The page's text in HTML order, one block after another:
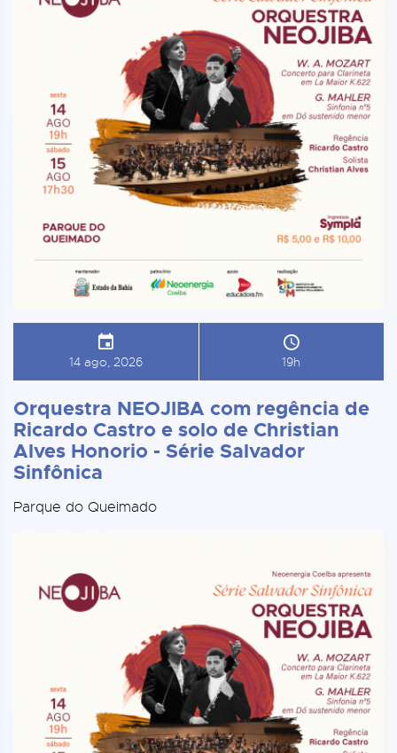
14 ago, 2026 19h
Orquestra NEOJIBA com regência de
Ricardo Castro e solo de Christian
Alves Honorio - Série Salvador
Sinfônica
Parque do Queimado